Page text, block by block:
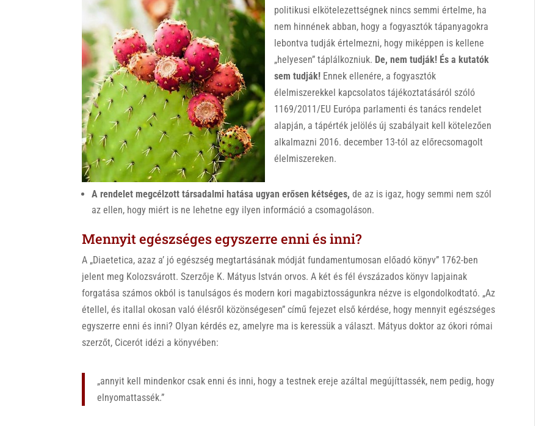
politikusi elkötelezettségnek nincs semmi értelme, ha
nem hinnének abban, hogy a fogyasztók tápanyagokra
lebontva tudják értelmezni, hogy miképpen is kellene
„helyesen” táplálkozniuk. De, nem tudják! És a kutatók
sem tudják! Ennek ellenére, a fogyasztók
élelmiszerekkel kapcsolatos tájékoztatásáról szóló
1169/2011/EU Európa parlamenti és tanács rendelet
alapján, a tápérték jelölés új szabályait kell kötelezően
alkalmazni 2016. december 13-tól az előrecsomagolt
élelmiszereken.
A rendelet megcélzott társadalmi hatása ugyan erősen kétséges,de az is igaz, hogy semmi nem szól
az ellen, hogy miért is ne lehetne egy ilyen információ a csomagoláson.
Mennyit egészséges egyszerre enni és inni?
A „Diaetetica, azaz a’ jó egészség megtartásának módját fundamentumosan előadó könyv” 1762-ben
jelent meg Kolozsvárott. Szerzője K. Mátyus István orvos. A két és fél évszázados könyv lapjainak
forgatása számos okból is tanulságos és modern kori magabiztosságunkra nézve is elgondolkodtató. „Az
étellel, és itallal okosan való élésről közönségesen” című fejezet első kérdése, hogy mennyit egészséges
egyszerre enni és inni? Olyan kérdés ez, amelyre ma is keressük a választ. Mátyus doktor az ókori római
szerzőt, Cicerót idézi a könyvében:
„annyit kell mindenkor csak enni és inni, hogy a testnek ereje azáltal megújíttassék, nem pedig, hogy
elnyomattassék.”